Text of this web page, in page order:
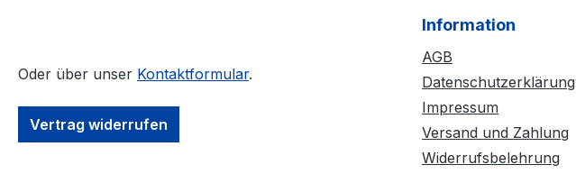
Oder über unser Kontaktformular.
Vertrag widerrufen
Information
AGB
Datenschutzerklärung
Impressum
Versand und Zahlung
Widerrufsbelehrung